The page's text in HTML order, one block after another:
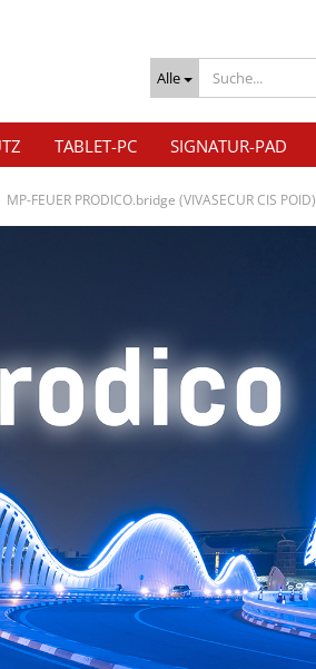
Alle
TABLET-PC SIGNATUR-PAD
MP-FEUER PRODICO.bridge (VIVASECUR CIS POID)